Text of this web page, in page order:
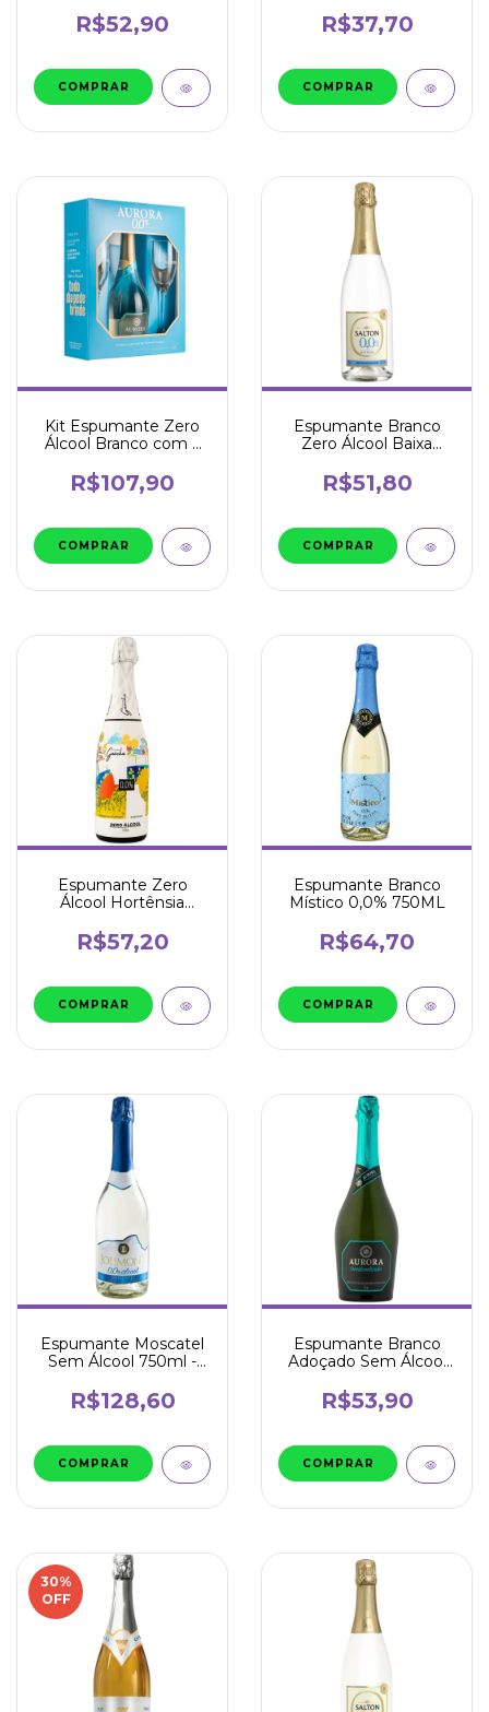
R$52,90 R$37,70
Kit Espumante Zero
Álcool Branco com 2
R$107,90
Espumante Branco
Zero Álcool Baixa
R$51,80
Espumante Zero
Álcool Hortênsia
R$57,20
Espumante Branco
Místico 0,0% 750ML
R$64,70
Espumante Moscatel
Sem Álcool 750ml -
R$128,60
Espumante Branco
Adoçado Sem Álcool
R$53,90
30%
OFF